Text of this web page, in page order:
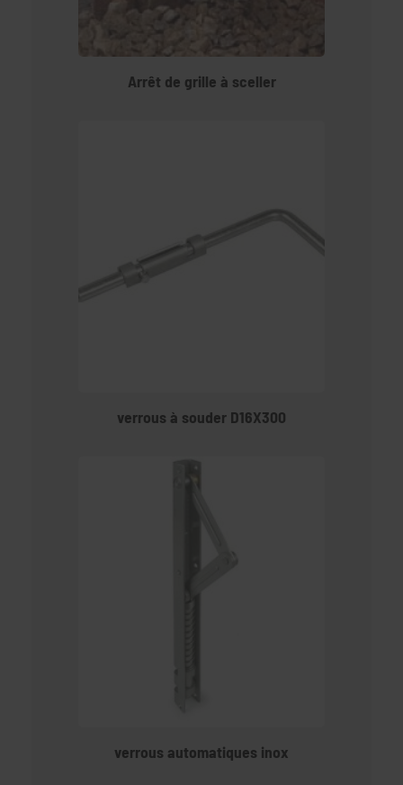
Arrêt de grille à sceller
verrous à souder D16X300
verrous automatiques inox